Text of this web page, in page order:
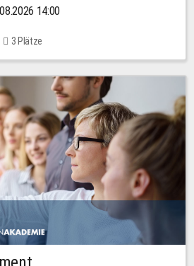
14:00
3 Plätze